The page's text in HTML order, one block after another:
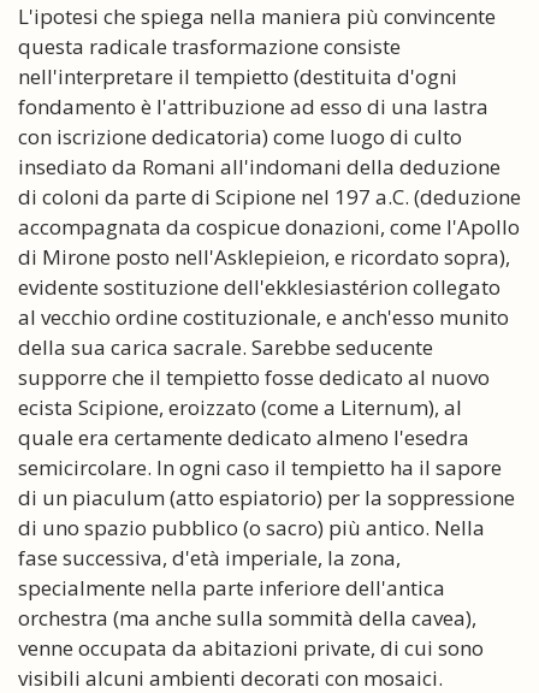
L'ipotesi che spiega nella maniera più convincente
questa radicale trasformazione consiste
nell'interpretare il tempietto (destituita d'ogni
fondamento è l'attribuzione ad esso di una lastra
con iscrizione dedicatoria) come luogo di culto
insediato da Romani all'indomani della deduzione
di coloni da parte di Scipione nel 197 a.C. (deduzione
accompagnata da cospicue donazioni, come l'Apollo
di Mirone posto nell'Asklepieion, e ricordato sopra),
evidente sostituzione dell'ekklesiastérion collegato
al vecchio ordine costituzionale, e anch'esso munito
della sua carica sacrale. Sarebbe seducente
supporre che il tempietto fosse dedicato al nuovo
ecista Scipione, eroizzato (come a Liternum), al
quale era certamente dedicato almeno l'esedra
semicircolare. In ogni caso il tempietto ha il sapore
di un piaculum (atto espiatorio) per la soppressione
di uno spazio pubblico (o sacro) più antico. Nella
fase successiva, d'età imperiale, la zona,
specialmente nella parte inferiore dell'antica
orchestra (ma anche sulla sommità della cavea),
venne occupata da abitazioni private, di cui sono
visibili alcuni ambienti decorati con mosaici.